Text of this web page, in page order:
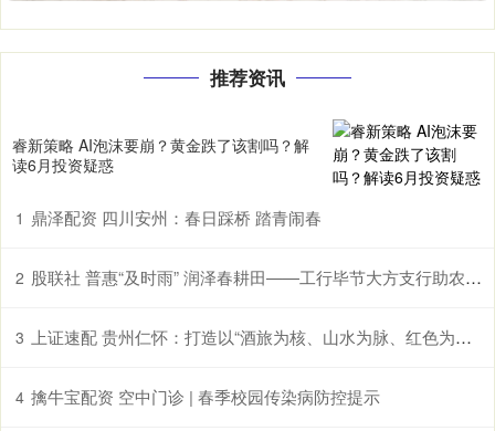
推荐资讯
睿新策略 AI泡沫要崩？黄金跌了该割吗？解
读6月投资疑惑
1 鼎泽配资 四川安州：春日踩桥 踏青闹春
2 股联社 普惠“及时雨” 润泽春耕田——工行毕节大方支行助农企解困获赠锦旗
3 上证速配 贵州仁怀：打造以“酒旅为核、山水为脉、红色为魂”的国际山地度假目的地
4 擒牛宝配资 空中门诊 | 春季校园传染病防控提示